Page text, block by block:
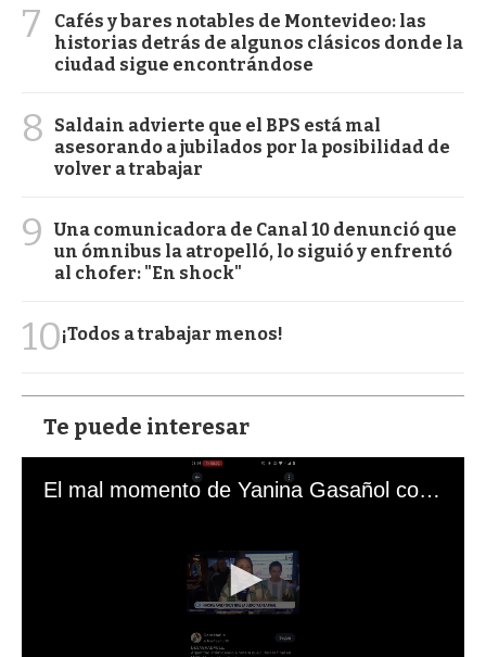
7
Cafés y bares notables de Montevideo: las
historias detrás de algunos clásicos donde la
ciudad sigue encontrándose
8
Saldain advierte que el BPS está mal
asesorando a jubilados por la posibilidad de
volver a trabajar
9
Una comunicadora de Canal 10 denunció que
un ómnibus la atropelló, lo siguió y enfrentó
al chofer: "En shock"
10¡Todos a trabajar menos!
Te puede interesar
El mal momento de Yanina Gasañol con un hincha argentino en "Subrayado"